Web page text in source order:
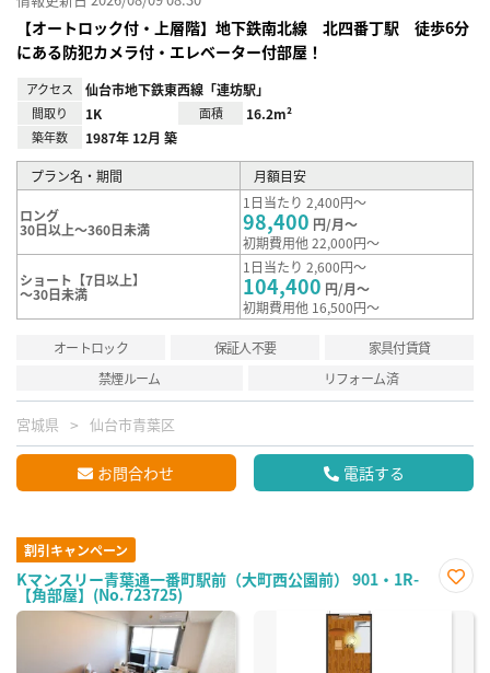
【オートロック付・上層階】地下鉄南北線 北四番丁駅 徒歩6分
にある防犯カメラ付・エレベーター付部屋！
アクセス 仙台市地下鉄東西線「連坊駅」
間取り 1K 面積 16.2m²
築年数 1987年 12月 築
プラン名・期間 月額目安
ロング
30日以上～360日未満
1日当たり 2,400円～
98,400 円/月～
初期費用他 22,000円～
ショート【7日以上】
～30日未満
1日当たり 2,600円～
104,400 円/月～
初期費用他 16,500円～
オートロック 保証人不要
家具付賃貸
禁煙ルーム
リフォーム済
宮城県 仙台市青葉区
お問合わせ 電話する
割引キャンペーン
Kマンスリー青葉通一番町駅前（大町西公園前） 901・1R-
【角部屋】(No.723725)
に入